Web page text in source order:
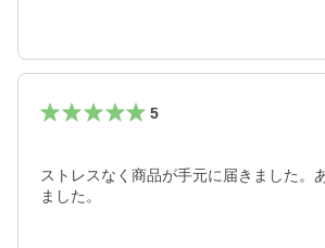
5
ストレスなく商品が手元に届きました。
ました。